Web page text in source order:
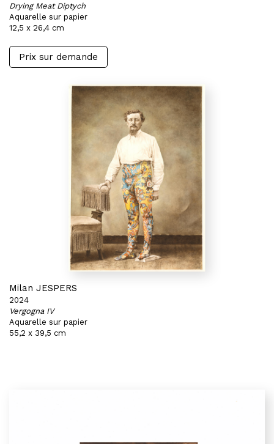
Drying Meat Diptych
Aquarelle sur papier
12,5 x 26,4 cm
Prix sur demande
Milan JESPERS
2024
Vergogna IV
Aquarelle sur papier
55,2 x 39,5 cm